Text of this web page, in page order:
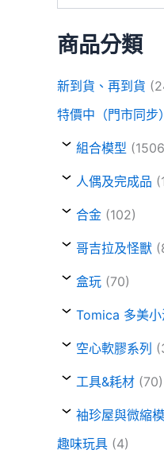
商品分類
新到貨、再到貨
特價中（門市同步）
組合模型
人偶及完成品
合金 (102)
哥吉拉及怪獸
盒玩 (70)
Tomica 多美
空心軟膠系列
工具&耗材 (70)
袖珍屋與微縮
趣味玩具 (4)